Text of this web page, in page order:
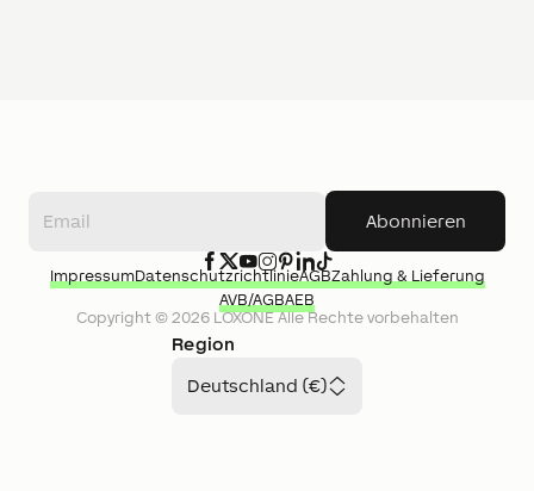
Abonnieren
Region
Deutschland (€)
Copyright © 2026LOXONEAlle Rechte vorbehalten
ImpressumDatenschutzrichtlinieAGBZahlung & Lieferung
AVB/AGBAEB